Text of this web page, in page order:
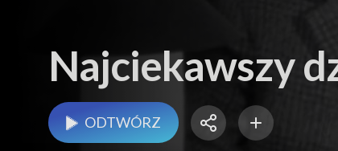
Najciekawszy
ODTWÓRZ